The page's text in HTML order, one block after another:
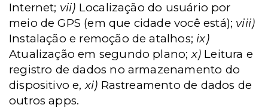
Internet; vii) Localização do usuário por
meio de GPS (em que cidade você está); viii)
Instalação e remoção de atalhos; ix)
Atualização em segundo plano;x)Leitura e
registro de dados no armazenamento do
dispositivo e,xi) Rastreamento de dados de
outros apps.